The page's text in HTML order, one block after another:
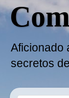
Aficionado
secretos